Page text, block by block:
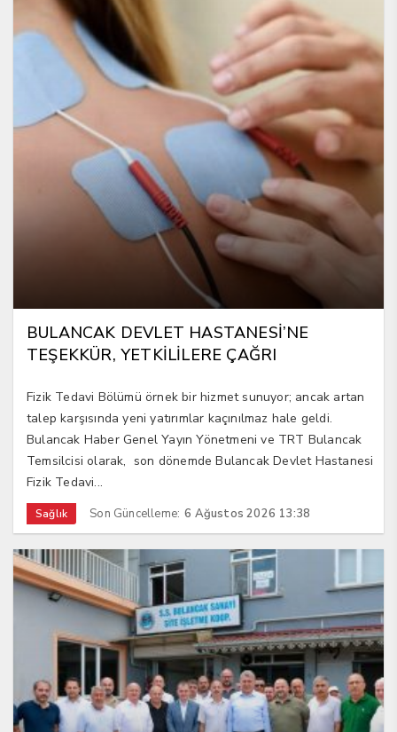
BULANCAK DEVLET HASTANESİ’NE
TEŞEKKÜR, YETKİLİLERE ÇAĞRI
Fizik Tedavi Bölümü örnek bir hizmet sunuyor; ancak artan
talep karşısında yeni yatırımlar kaçınılmaz hale geldi.
Bulancak Haber Genel Yayın Yönetmeni ve TRT Bulancak
Temsilcisi olarak, son dönemde Bulancak Devlet Hastanesi
Fizik Tedavi...
Sağlık Son Güncelleme: 6 Ağustos 2026 13:38